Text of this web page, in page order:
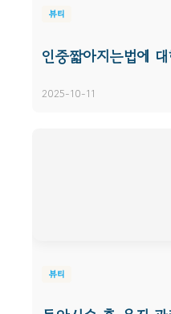
뷰티
인중짧아지는법에
2025-10-11
뷰티